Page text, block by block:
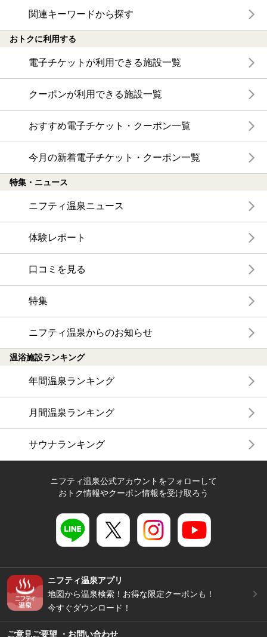
関連キーワードから探す
おトクに利用する
電子チケットが利用できる施設一覧
クーポンが利用できる施設一覧
おすすめ電子チケット・クーポン一覧
今月の新着電子チケット・クーポン一覧
特集・ニュース
ニフティ温泉ニュース
体験レポート
口コミを見る
特集
ニフティ温泉からのお知らせ
温浴施設ランキング
年間温泉ランキング
月間温泉ランキング
サウナランキング
ニフティ温泉公式アカウントをフォローして
おトク情報やクーポン情報を受け取ろう
ニフティ温泉アプリ
地図から温泉検索！お得な限定クーポンも！
今すぐダウンロード！
ご意見ご要望 ・お問い合わせ